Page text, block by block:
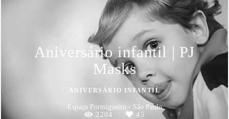
Aniversário infantil | PJ
Masks
ANIVERSÁRIO INFANTIL
Espaço Formigueiro - São Paulo
2204
45